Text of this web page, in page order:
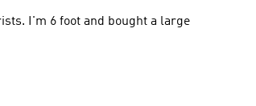
Nice shirt but too short for my liking. Doesn't even make it down to my wrists. I'm 6 foot and bought a large